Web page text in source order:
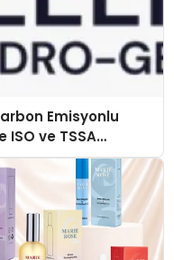
Emisyonlu
ISO ve TSSA